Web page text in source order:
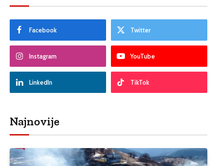
Facebook Twitter
Instagram YouTube
LinkedIn TikTok
Najnovije